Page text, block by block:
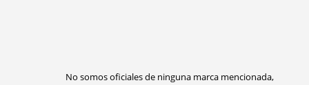
No somos oficiales de ninguna marca mencionada,